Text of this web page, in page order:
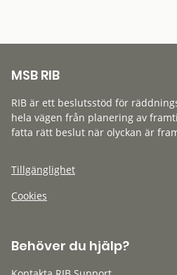
MSB RIB
RIB är ett beslutsstöd för
hela vägen från planering av
fatta rätt beslut när olyckan är
Tillgänglighet
Cookies
Behöver du hjälp?